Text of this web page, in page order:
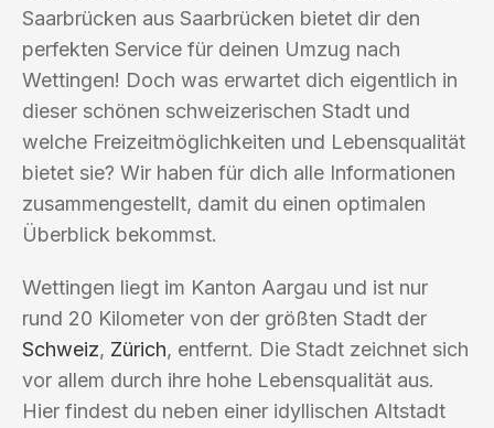
Saarbrücken aus Saarbrücken bietet dir den
perfekten Service für deinen Umzug nach
Wettingen! Doch was erwartet dich eigentlich in
dieser schönen schweizerischen Stadt und
welche Freizeitmöglichkeiten und Lebensqualität
bietet sie? Wir haben für dich alle Informationen
zusammengestellt, damit du einen optimalen
Überblick bekommst.
Wettingen liegt im Kanton Aargau und ist nur
rund 20 Kilometer von der größten Stadt der
Schweiz, Zürich, entfernt. Die Stadt zeichnet sich
vor allem durch ihre hohe Lebensqualität aus.
Hier findest du neben einer idyllischen Altstadt